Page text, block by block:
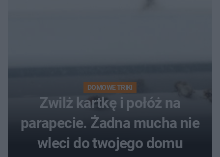
DOMOWE TRIKI
Zwilż kartkę i połóż na
parapecie. Żadna mucha nie
wleci do twojego domu